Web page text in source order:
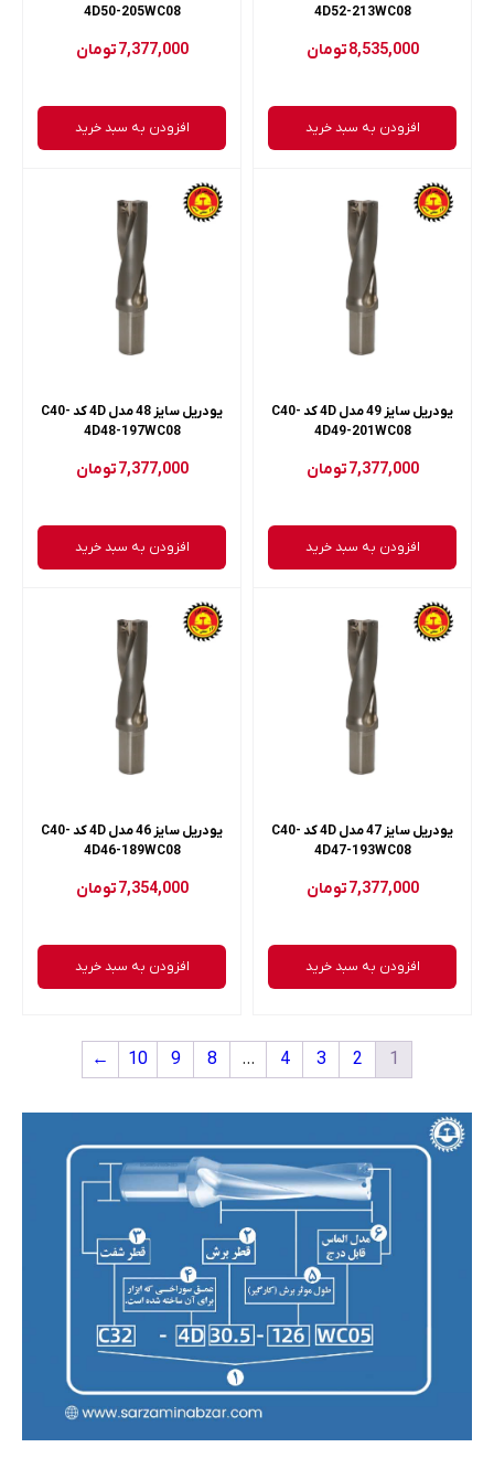
4D52-213WC08
8,535,000تومان
افزودن به سبد خرید
4D50-205WC08
7,377,000تومان
افزودن به سبد خرید
یودریل سایز 49 مدل 4D کد C40-
4D49-201WC08
7,377,000تومان
افزودن به سبد خرید
یودریل سایز 48 مدل 4D کد C40-
4D48-197WC08
7,377,000تومان
افزودن به سبد خرید
یودریل سایز 47 مدل 4D کد C40-
4D47-193WC08
7,377,000تومان
افزودن به سبد خرید
یودریل سایز 46 مدل 4D کد C40-
4D46-189WC08
7,354,000تومان
افزودن به سبد خرید
1
2
3
4
…
8
9
10
←